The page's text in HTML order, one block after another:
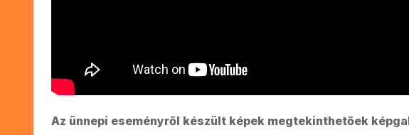
Az ünnepi eseményről készült képek megtekinthetőek